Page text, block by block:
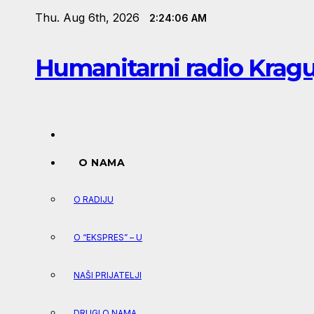
Thu. Aug 6th, 2026 2:24:07 AM
Humanitarni radio
O NAMA
O RADIJU
O “EKSPRES” – U
NAŠI PRIJATELJI